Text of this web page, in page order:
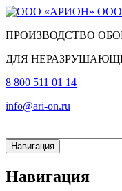
ООО
ПРОИЗВОДСТВО
ДЛЯ
8 800 511 01 14
info@ari-on.ru
Навигация
Навигация